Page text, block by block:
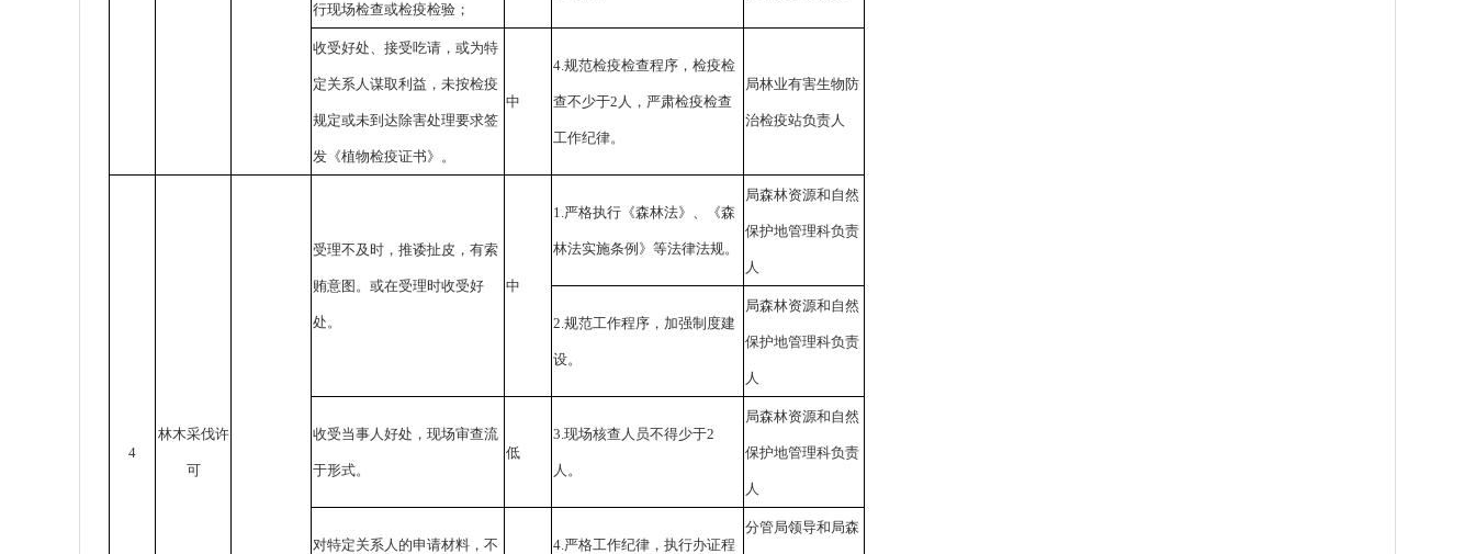
行现场检查或检疫检验；
收受好处、接受吃请，或为特
定关系人谋取利益，未按检疫
规定或未到达除害处理要求签
发《植物检疫证书》。
中
4.规范检疫检查程序，检疫检
查不少于2人，严肃检疫检查
工作纪律。
局林业有害生物防
治检疫站负责人
4
林木采伐许
可
受理不及时，推诿扯皮，有索
贿意图。或在受理时收受好
处。
中
1.严格执行《森林法》、《森
林法实施条例》等法律法规。
局森林资源和自然
保护地管理科负责
人
2.规范工作程序，加强制度建
设。
局森林资源和自然
保护地管理科负责
人
收受当事人好处，现场审查流
于形式。
低
3.现场核查人员不得少于2
人。
局森林资源和自然
保护地管理科负责
人
对特定关系人的申请材料，不 4.严格工作纪律，执行办证程
分管局领导和局森